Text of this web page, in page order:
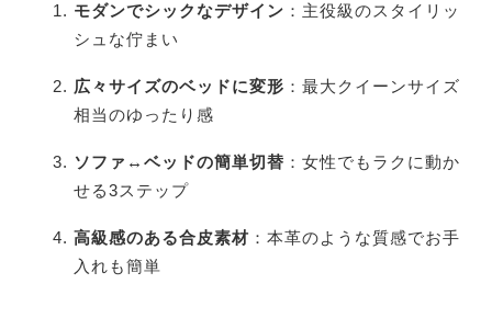
モダンでシックなデザイン ：主役級のスタイリッ
シュな佇まい
広々サイズのベッドに変形 ：最大クイーンサイズ
相当のゆったり感
ソファ↔ベッドの簡単切替 ：女性でもラクに動か
せる3ステップ
高級感のある合皮素材 ：本革のような質感でお手
入れも簡単